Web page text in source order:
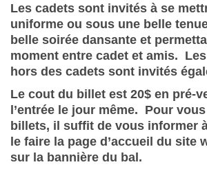
Les cadets sont invités à se
uniforme ou sous une belle
belle soirée dansante et
moment entre cadet et amis.
hors des cadets sont invités
Le cout du billet est 20$ en pré-
l’entrée le jour même. Pour
billets, il suffit de vous informer
le faire la page d’accueil du site
sur la bannière du bal.